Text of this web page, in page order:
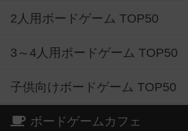
2人用ボードゲーム TOP50
3～4人用ボードゲーム TOP50
子供向けボードゲーム TOP50
ボードゲームカフェ